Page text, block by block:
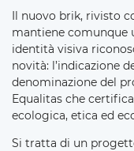
Il nuovo brik, rivisto
mantiene comunque
identità visiva
novità: l’indicazione
denominazione del
Equalitas che
ecologica, etica ed
Si tratta di un